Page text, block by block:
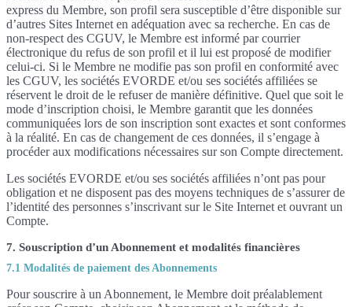
express du Membre, son profil sera susceptible d’être disponible sur
d’autres Sites Internet en adéquation avec sa recherche. En cas de
non-respect des CGUV, le Membre est informé par courrier
électronique du refus de son profil et il lui est proposé de modifier
celui-ci. Si le Membre ne modifie pas son profil en conformité avec
les CGUV, les sociétés EVORDE et/ou ses sociétés affiliées se
réservent le droit de le refuser de manière définitive. Quel que soit le
mode d’inscription choisi, le Membre garantit que les données
communiquées lors de son inscription sont exactes et sont conformes
à la réalité. En cas de changement de ces données, il s’engage à
procéder aux modifications nécessaires sur son Compte directement.
Les sociétés EVORDE et/ou ses sociétés affiliées n’ont pas pour
obligation et ne disposent pas des moyens techniques de s’assurer de
l’identité des personnes s’inscrivant sur le Site Internet et ouvrant un
Compte.
7. Souscription d’un Abonnement et modalités financières
7.1 Modalités de paiement des Abonnements
Pour souscrire à un Abonnement, le Membre doit préalablement